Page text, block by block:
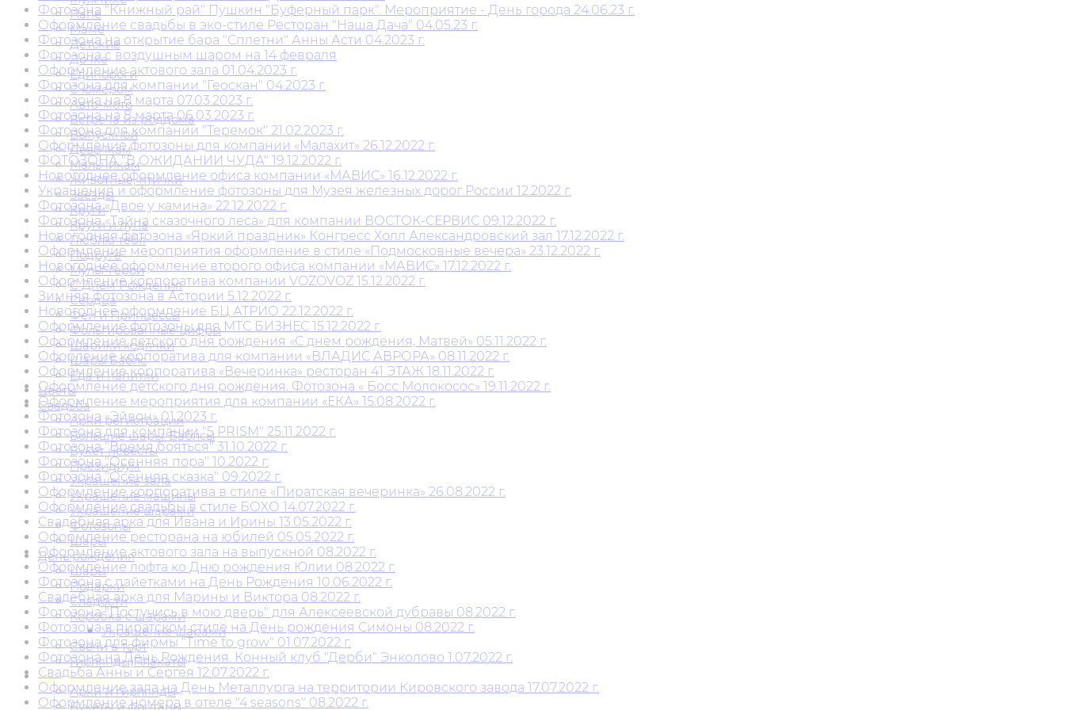
Папе
Маме
Детские
Дочке
Единороги
С юмором
Авто-мото
Встреча из роддома
Выпускной
Девочкам
Мальчикам
Животные, птички
Звезды
Круги
Круги и луна
Люблю тебя
Подруге
Мульт герои
С Днем Рождения
Сердца
Феи и Принцессы
Фольгированные цифры
Шарики ходячки
Шары Баблс
Еда и напитки
Цветы
Свадьба
Арки регистрации
Большие шары. Баблсы
Букет невесты
Президиум
Украшение зала
Украшение машины
Украшение шарами
Фотозоны
Шары
День рождения
Шары
Подарки
Сладости
Коробка с шарами
Украшение шарами
Свечи в торт
Гирлянды|Плакаты
Выпускной
Арки и гирлянды
Букеты и фонтаны
Фотозона "Книжный рай" Пушкин "Буферный парк". Мероприятие - День города 24.06.23 г.
Оформление свадьбы в эко-стиле Ресторан "Наша Дача" 04.05.23 г.
Фотозона на открытие бара "Сплетни" Анны Асти 04.2023 г.
Фотозона с воздушным шаром на 14 февраля
Оформление актового зала 01.04.2023 г.
Фотозона для компании "Геоскан" 04.2023 г.
Фотозона на 8 марта 07.03.2023 г.
Фотозона на 8 марта 06.03.2023 г.
Фотозона для компании "Теремок" 21.02.2023 г.
Оформление фотозоны для компании «Малахит» 26.12.2022 г.
ФОТОЗОНА "В ОЖИДАНИИ ЧУДА" 19.12.2022 г.
Новогоднее оформление офиса компании «МАВИС» 16.12.2022 г.
Украшения и оформление фотозоны для Музея железных дорог России 12.2022 г.
Фотозона «Двое у камина» 22.12.2022 г.
Фотозона «Тайна сказочного леса» для компании ВОСТОК-СЕРВИС 09.12.2022 г.
Новогодняя фотозона «Яркий праздник» Конгресс Холл Александровский зал 17.12.2022 г.
Оформление мероприятия оформление в стиле «Подмосковные вечера» 23.12.2022 г.
Новогоднее оформление второго офиса компании «МАВИС» 17.12.2022 г.
Оформление корпоратива компании VOZOVOZ 15.12.2022 г.
Зимняя фотозона в Астории 5.12.2022 г.
Новогоднее оформление БЦ АТРИО 22.12.2022 г.
Оформление фотозоны для МТС БИЗНЕС 15.12.2022 г.
Оформление детского дня рождения «С днем рождения, Матвей» 05.11.2022 г.
Офорление корпоратива для компании «ВЛАДИС АВРОРА» 08.11.2022 г.
Оформление корпоратива «Вечеринка» ресторан 41 ЭТАЖ 18.11.2022 г.
Оформление детского дня рождения. Фотозона « Босс Молокосос» 19.11.2022 г.
Оформление мероприятия для компании «ЕКА» 15.08.2022 г.
Фотозона «Эйвон» 01.2023 г.
Фотозона для компании "5 PRISM" 25.11.2022 г.
Фотозона "Время бояться" 31.10.2022 г.
Фотозона "Осенняя пора" 10.2022 г.
Фотозона "Осенняя сказка" 09.2022 г.
Оформление корпоратива в стиле «Пиратская вечеринка» 26.08.2022 г.
Оформление свадьбы в стиле БОХО 14.07.2022 г.
Свадебная арка для Ивана и Ирины 13.05.2022 г.
Оформление ресторана на юбилей 05.05.2022 г.
Оформление актового зала на выпускной 08.2022 г.
Оформление лофта ко Дню рождения Юлии 08.2022 г.
Фотозона с пайетками на День Рождения 10.06.2022 г.
Свадебная арка для Марины и Виктора 08.2022 г.
Фотозона "Постучись в мою дверь" для Алексеевской дубравы 08.2022 г.
Фотозона в пиратском стиле на День рождения Симоны 08.2022 г.
Фотозона для фирмы "Time to grow" 01.07.2022 г.
Фотозона на День Рождения. Конный клуб "Дерби" Энколово 1.07.2022 г.
Свадьба Анны и Сергея 12.07.2022 г.
Оформление зала на День Металлурга на территории Кировского завода 17.07.2022 г.
Оформление номера в отеле "4 seasons" 08.2022 г.